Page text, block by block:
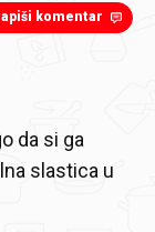
komentar
da si ga
slastica u